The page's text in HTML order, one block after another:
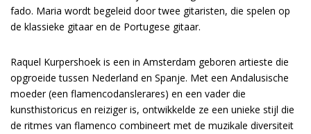
fado. Maria wordt begeleid door twee gitaristen, die spelen op
de klassieke gitaar en de Portugese gitaar.
Raquel Kurpershoek is een in Amsterdam geboren artieste die
opgroeide tussen Nederland en Spanje. Met een Andalusische
moeder (een flamencodanslerares) en een vader die
kunsthistoricus en reiziger is, ontwikkelde ze een unieke stijl die
de ritmes van flamenco combineert met de muzikale diversiteit